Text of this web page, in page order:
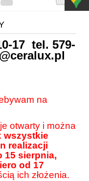
17 tel. 579-
na
otwarty i można
wszystkie
realizacji
15 sierpnia,
od 17
ich złożenia.